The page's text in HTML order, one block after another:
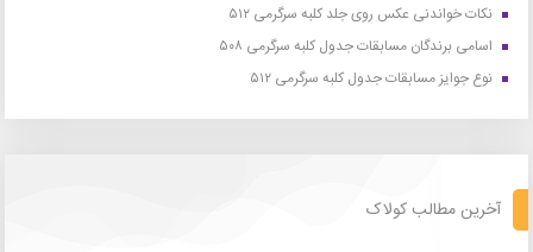
نکات خواندنی عکس روی جلد کلبه سرگرمی ۵۱۲
اسامی برندگان مسابقات جدول کلبه سرگرمی ۵۰۸
نوع جوایز مسابقات جدول کلبه سرگرمی ۵۱۲
آخرین مطالب کولاک